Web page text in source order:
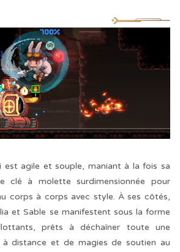
est agile et souple, maniant à la fois sa
clé à molette surdimensionnée pour
corps à corps avec style. À ses côtés,
et Sable se manifestent sous la forme
prêts à déchaîner toute une
à distance et de magies de soutien au